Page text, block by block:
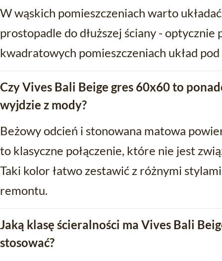
W wąskich pomieszczeniach warto
prostopadle do dłuższej ściany -
kwadratowych pomieszczeniach układ
Czy Vives Bali Beige gres 60x60 to
wyjdzie z mody?
Beżowy odcień i stonowana matowa
to klasyczne połączenie, które nie jest
Taki kolor łatwo zestawić z różnymi
remontu.
Jaką klasę ścieralności ma Vives Bali
stosować?